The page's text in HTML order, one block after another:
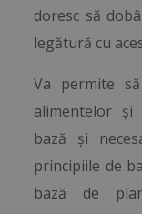
doresc să
legătură cu
Va permite
alimentelor și
bază și
principiile de
bază de